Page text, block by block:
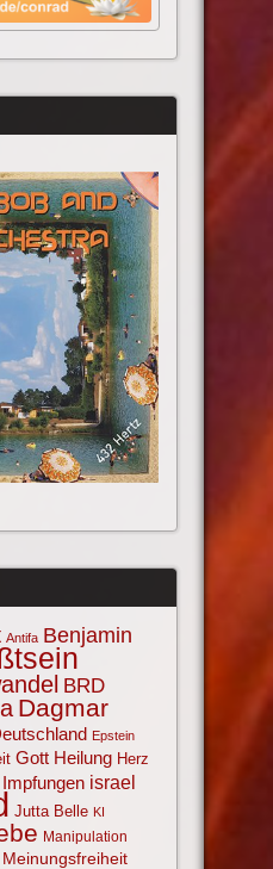
Antifa Benjamin
BRD
Dagmar
Epstein
Gott Heilung Herz
Impfungen israel
Jutta Belle KI
Manipulation
Meinungsfreiheit